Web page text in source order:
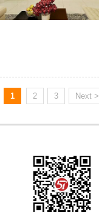
1 2 3 Next >